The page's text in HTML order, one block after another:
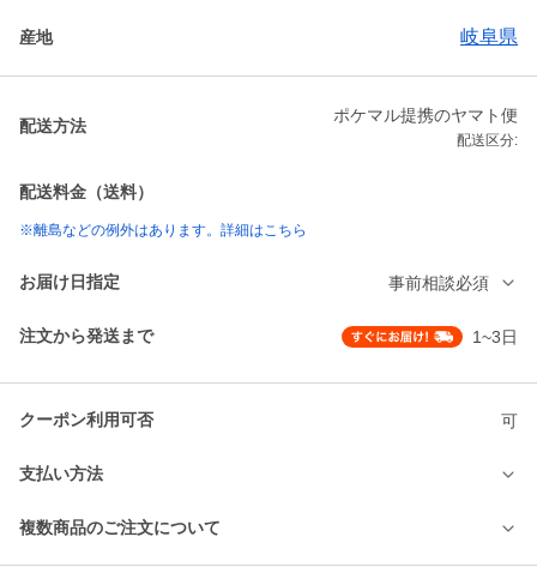
産地 岐阜県
配送方法
ポケマル提携のヤマト便
配送区分:
配送料金（送料）
※離島などの例外はあります。詳細はこちら
お届け日指定 事前相談必須
注文から発送まで 1~3日
クーポン利用可否 可
支払い方法
複数商品のご注文について